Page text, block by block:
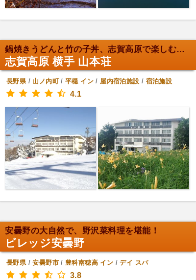
鍋焼きうどんと竹の子丼、志賀高原で楽しむ温もり。
志賀高原 横手 山本荘
長野県/ 山ノ内町/平穏 イン / 屋内宿泊施設 / 宿泊施設
4.1
安曇野の大自然で、野沢菜料理を堪能！
ビレッジ安曇野
長野県/安曇野市/豊科南穂高 イン /デイ スパ
3.8